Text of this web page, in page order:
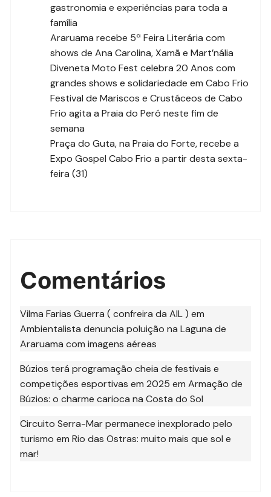
gastronomia e experiências para toda a
família
Araruama recebe 5ª Feira Literária com
shows de Ana Carolina, Xamã e Mart’nália
Diveneta Moto Fest celebra 20 Anos com
grandes shows e solidariedade em Cabo Frio
Festival de Mariscos e Crustáceos de Cabo
Frio agita a Praia do Peró neste fim de
semana
Praça do Guta, na Praia do Forte, recebe a
Expo Gospel Cabo Frio a partir desta sexta-
feira (31)
Comentários
Vilma Farias Guerra ( confreira da AIL ) em
Ambientalista denuncia poluição na Laguna de
Araruama com imagens aéreas
Búzios terá programação cheia de festivais e
competições esportivas em 2025 emArmação de
Búzios: o charme carioca na Costa do Sol
Circuito Serra-Mar permanece inexplorado pelo
turismo emRio das Ostras: muito mais que sol e
mar!